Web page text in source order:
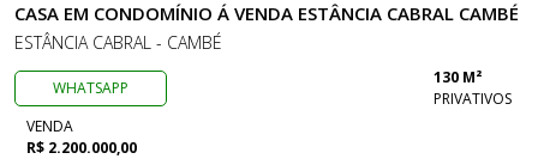
CASA EM CONDOMÍNIO Á VENDA ESTÂNCIA CABRAL CAMBÉ
ESTÂNCIA CABRAL - CAMBÉ
WHATSAPP
130 M²
PRIVATIVOS
VENDA
R$ 2.200.000,00